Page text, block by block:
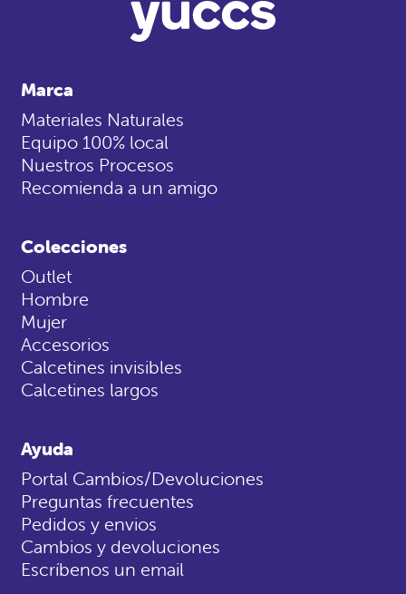
Marca
Materiales Naturales
Equipo 100% local
Nuestros Procesos
Recomienda a un amigo
Colecciones
Outlet
Hombre
Mujer
Accesorios
Calcetines invisibles
Calcetines largos
Ayuda
Portal Cambios/Devoluciones
Preguntas frecuentes
Pedidos y envios
Cambios y devoluciones
Escríbenos un email